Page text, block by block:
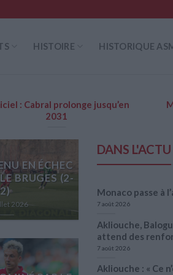
HISTOIRE HISTORIQUE
: Cabral prolonge jusqu’en
2031
EN ÉCHEC
BRUGES (2-
2)
2026
DANS L'ACTU
Monaco passe à
7 août 2026
Akliouche,
attend des
7 août 2026
Akliouche : « Ce